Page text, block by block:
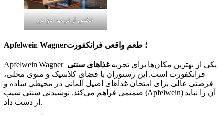
عکس از تریپ ادوایزر
Apfelwein Wagner؛ طعم واقعی فرانکفورت
Apfelwein Wagner یکی از بهترین مکان‌ها برای تجربهغذاهای سنتی
فرانکفورت است. این رستوران با فضای کلاسیک و منوی محلی،
فرصتی عالی برای امتحان غذاهای اصیل آلمانی در محیطی ساده و
صمیمی فراهم می‌کند. نوشیدنی سنتی سیب (Apfelwein) آن را نباید
از دست داد.